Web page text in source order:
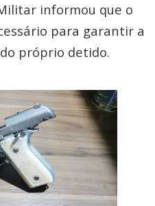
informou que o
para garantir a
próprio detido.